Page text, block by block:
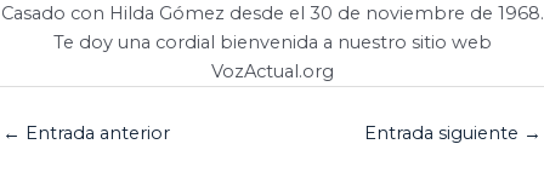
Casado con Hilda Gómez desde el 30 de noviembre de 1968.
Te doy una cordial bienvenida a nuestro sitio web
VozActual.org
← Entrada anterior Entrada siguiente →